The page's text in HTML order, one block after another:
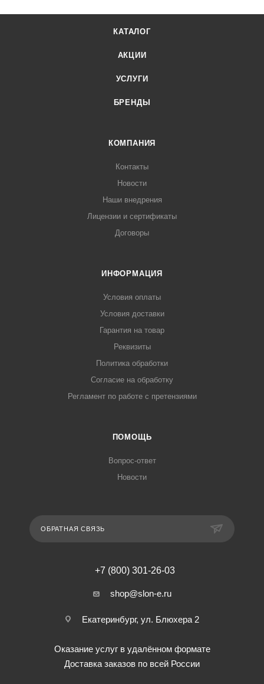
КАТАЛОГ
АКЦИИ
УСЛУГИ
БРЕНДЫ
КОМПАНИЯ
Контакты
Новости
Наши внедрения
Лицензии и сертификаты
Договоры
ИНФОРМАЦИЯ
Условия оплаты
Условия доставки
Гарантия на товар
Реквизиты
Политика обработки
Согласие на обработку
Регламент по работе с претензиями
ПОМОЩЬ
Вопрос-ответ
Новости
ОБРАТНАЯ СВЯЗЬ
+7 (800) 301-26-03
shop@slon-e.ru
Екатеринбург, ул. Блюхера 2
Оказание услуг в удалённом формате
Доставка заказов по всей России